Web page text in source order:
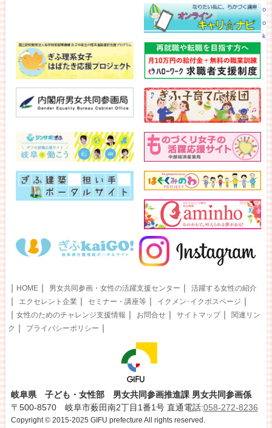
o
o
k
｜ HOME ｜ 男女共同参画・女性の活躍支援センター ｜ 活躍する女性の紹介
｜ エクセレント企業 ｜ セミナー・講座等 ｜ イクメン･イクボスページ ｜
｜女性のためのチャレンジ支援情報 ｜ お問合せ ｜ サイトマップ｜
関連リン
ク ｜ プライバシーポリシー ｜
岐阜県 子ども・女性部 男女共同参画推進課 男女共同参画係
〒500-8570 岐阜市薮田南2丁目1番1号 直通電話:058-272-8236
Copyright © 2015-2025 GIFU prefecture All rights reserved.